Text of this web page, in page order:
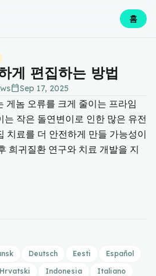
홈
게 편집하는 방법
calendar_todaySep 17, 2025
게놈 오류를 크게 줄이는 프라임
는 작은 돌연변이로 인한 많은 유전
치료를 더 안전하게 만들 가능성이
희귀질환 연구와 치료 개발을 지
Deutsch Eesti
Español
Hrvatski Indonesia
Italiano